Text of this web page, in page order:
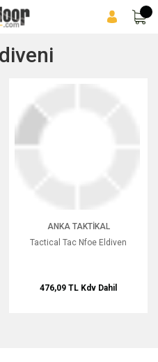
ANKA TAKTIKAL
Tactical Tac Nfoe Eldiven
476,09 TL Kdv Dahil